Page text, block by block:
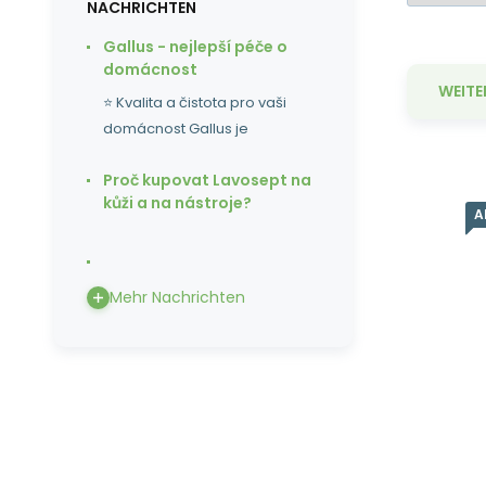
NACHRICHTEN
Gallus - nejlepší péče o
domácnost
⭐ Kvalita a čistota pro vaši
domácnost Gallus je
Proč kupovat Lavosept na
kůži a na nástroje?
Mehr Nachrichten